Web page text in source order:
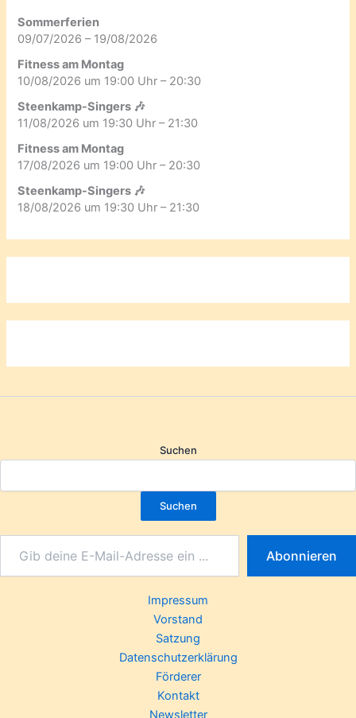
Sommerferien
09/07/2026 – 19/08/2026
Fitness am Montag
10/08/2026 um 19:00 Uhr – 20:30
Steenkamp-Singers 🎶
11/08/2026 um 19:30 Uhr – 21:30
Fitness am Montag
17/08/2026 um 19:00 Uhr – 20:30
Steenkamp-Singers 🎶
18/08/2026 um 19:30 Uhr – 21:30
Suchen
Suchen
Abonnieren
Impressum
Vorstand
Satzung
Datenschutzerklärung
Förderer
Kontakt
Newsletter